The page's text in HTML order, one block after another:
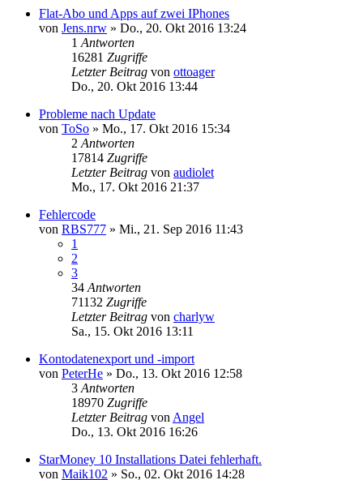
Flat-Abo und Apps auf zwei IPhones
von Jens.nrw » Do., 20. Okt 2016 13:24
1 Antworten
16281 Zugriffe
Letzter Beitrag von ottoager
Do., 20. Okt 2016 13:44
Probleme nach Update
von ToSo » Mo., 17. Okt 2016 15:34
2 Antworten
17814 Zugriffe
Letzter Beitrag von audiolet
Mo., 17. Okt 2016 21:37
Fehlercode
von RBS777 » Mi., 21. Sep 2016 11:43
1
2
3
34 Antworten
71132 Zugriffe
Letzter Beitrag von charlyw
Sa., 15. Okt 2016 13:11
Kontodatenexport und -import
von PeterHe » Do., 13. Okt 2016 12:58
3 Antworten
18970 Zugriffe
Letzter Beitrag von Angel
Do., 13. Okt 2016 16:26
StarMoney 10 Installations Datei fehlerhaft.
von Maik102 » So., 02. Okt 2016 14:28